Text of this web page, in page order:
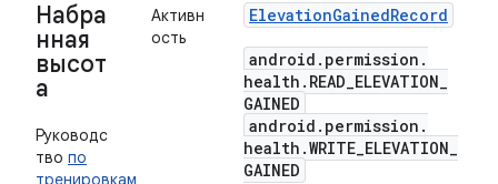
Набра
нная
высот
а
Руководс
тво по
тренировкам
Активн
ость
ElevationGainedRecord
android . permission .
health . READ_ELEVATION_
GAINED
android . permission .
health .WRITE_ELEVATION_
GAINED